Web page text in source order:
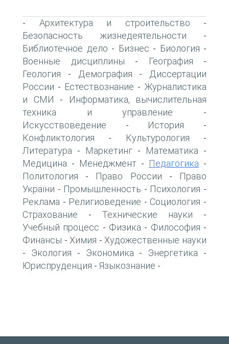
- Архитектура и строительство -
Безопасность жизнедеятельности -
Библиотечное дело - Бизнес - Биология -
Военные дисциплины - География -
Геология - Демография -
Диссертации
России - Естествознание - Журналистика
и СМИ -
Информатика, вычислительная
техника и управление -
Искусствоведение - История -
Конфликтология - Культурология -
Литература - Маркетинг - Математика -
Медицина - Менеджмент - Педагогика -
Политология - Право России -
Право
України - Промышленность - Психология -
Реклама - Религиоведение - Социология -
Страхование - Технические науки -
Учебный процесс - Физика - Философия -
Финансы - Химия - Художественные науки
- Экология - Экономика - Энергетика -
Юриспруденция - Языкознание -